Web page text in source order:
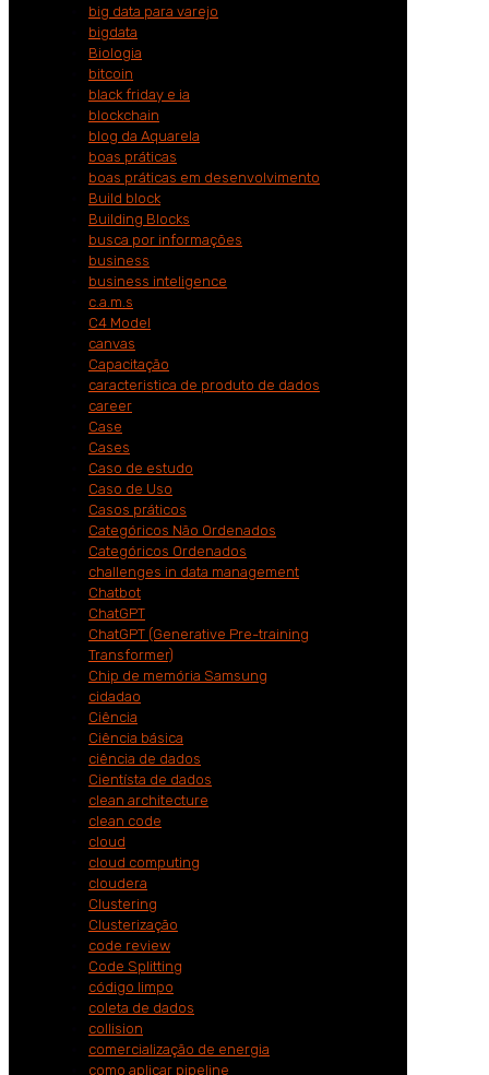
big data para varejo
bigdata
Biologia
bitcoin
black friday e ia
blockchain
blog da Aquarela
boas práticas
boas práticas em desenvolvimento
Build block
Building Blocks
busca por informações
business
business inteligence
c.a.m.s
C4 Model
canvas
Capacitação
caracteristica de produto de dados
career
Case
Cases
Caso de estudo
Caso de Uso
Casos práticos
Categóricos Não Ordenados
Categóricos Ordenados
challenges in data management
Chatbot
ChatGPT
ChatGPT (Generative Pre-training
Transformer)
Chip de memória Samsung
cidadao
Ciência
Ciência básica
ciência de dados
Cientísta de dados
clean architecture
clean code
cloud
cloud computing
cloudera
Clustering
Clusterização
code review
Code Splitting
código limpo
coleta de dados
collision
comercialização de energia
como aplicar pipeline